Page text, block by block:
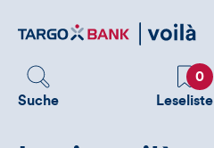
zum
Suche
Favoriten
0
Leseliste